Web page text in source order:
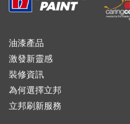
油漆產品
激發新靈感
裝修資訊
為何選擇立邦
立邦刷新服務